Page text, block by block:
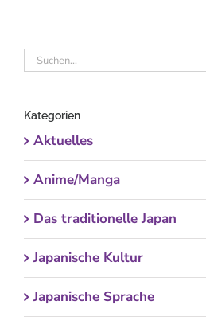
Suche
Kategorien
Aktuelles
Anime/Manga
Das traditionelle Japan
Japanische Kultur
Japanische Sprache